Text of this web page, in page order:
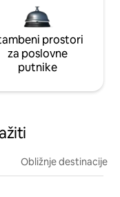
prostori
za poslovne
putnike
Obližnje destinacije